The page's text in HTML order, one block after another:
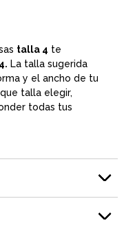
talla 4 te
4. La talla sugerida
y el ancho de tu
talla elegir,
todas tus